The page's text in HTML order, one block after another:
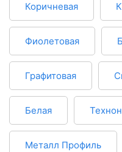
Коричневая
Фиолетовая
Графитовая
Белая
Металл Профиль